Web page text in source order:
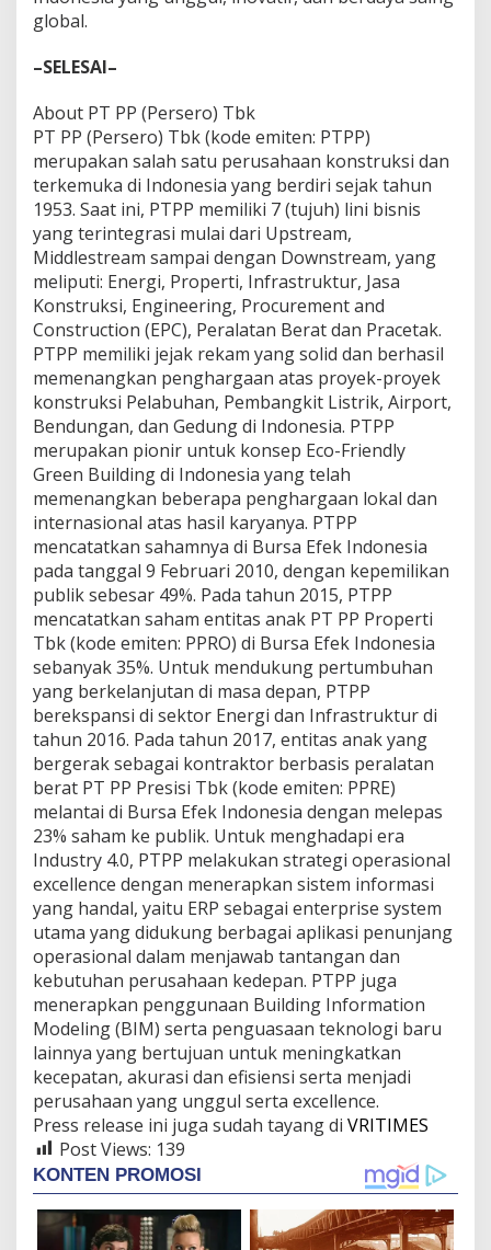
global.
–SELESAI–
About PT PP (Persero) Tbk
PT PP (Persero) Tbk (kode emiten: PTPP)
merupakan salah satu perusahaan konstruksi dan
terkemuka di Indonesia yang berdiri sejak tahun
1953. Saat ini, PTPP memiliki 7 (tujuh) lini bisnis
yang terintegrasi mulai dari Upstream,
Middlestream sampai dengan Downstream, yang
meliputi: Energi, Properti, Infrastruktur, Jasa
Konstruksi, Engineering, Procurement and
Construction (EPC), Peralatan Berat dan Pracetak.
PTPP memiliki jejak rekam yang solid dan berhasil
memenangkan penghargaan atas proyek-proyek
konstruksi Pelabuhan, Pembangkit Listrik, Airport,
Bendungan, dan Gedung di Indonesia. PTPP
merupakan pionir untuk konsep Eco-Friendly
Green Building di Indonesia yang telah
memenangkan beberapa penghargaan lokal dan
internasional atas hasil karyanya. PTPP
mencatatkan sahamnya di Bursa Efek Indonesia
pada tanggal 9 Februari 2010, dengan kepemilikan
publik sebesar 49%. Pada tahun 2015, PTPP
mencatatkan saham entitas anak PT PP Properti
Tbk (kode emiten: PPRO) di Bursa Efek Indonesia
sebanyak 35%. Untuk mendukung pertumbuhan
yang berkelanjutan di masa depan, PTPP
berekspansi di sektor Energi dan Infrastruktur di
tahun 2016. Pada tahun 2017, entitas anak yang
bergerak sebagai kontraktor berbasis peralatan
berat PT PP Presisi Tbk (kode emiten: PPRE)
melantai di Bursa Efek Indonesia dengan melepas
23% saham ke publik. Untuk menghadapi era
Industry 4.0, PTPP melakukan strategi operasional
excellence dengan menerapkan sistem informasi
yang handal, yaitu ERP sebagai enterprise system
utama yang didukung berbagai aplikasi penunjang
operasional dalam menjawab tantangan dan
kebutuhan perusahaan kedepan. PTPP juga
menerapkan penggunaan Building Information
Modeling (BIM) serta penguasaan teknologi baru
lainnya yang bertujuan untuk meningkatkan
kecepatan, akurasi dan efisiensi serta menjadi
perusahaan yang unggul serta excellence.
Press release ini juga sudah tayang di VRITIMES
Post Views: 139